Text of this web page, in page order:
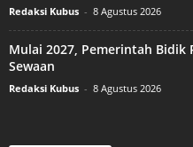
Redaksi Kubus - 8 Agustus 2026
Mulai 2027, Pemerintah Bidik
Sewaan
Redaksi Kubus - 8 Agustus 2026